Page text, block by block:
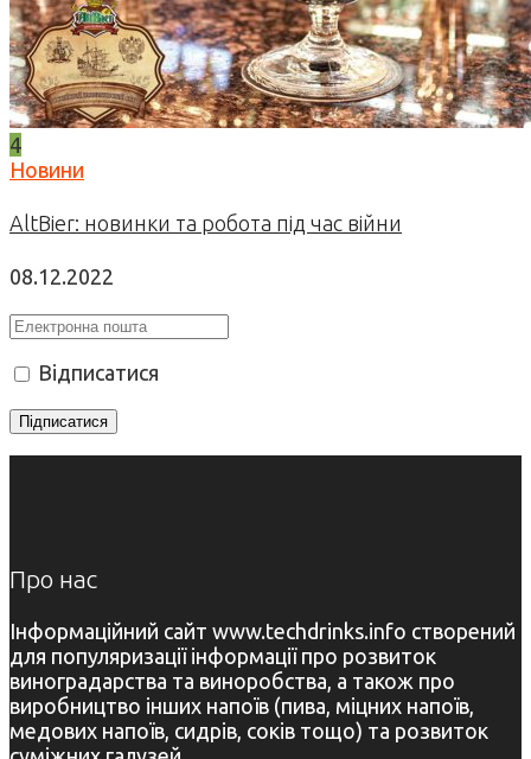
4
Новини
AltBier: новинки та робота під час війни
08.12.2022
Відписатися
Про нас
Інформаційний сайт www.techdrinks.info створений
для популяризації інформації про розвиток
виноградарства та виноробства, а також про
виробництво інших напоїв (пива, міцних напоїв,
медових напоїв, сидрів, соків тощо) та розвиток